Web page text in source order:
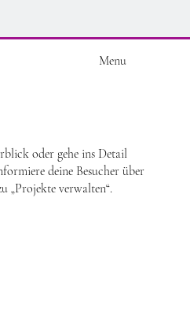
Menu
oder gehe ins Detail
deine Besucher über
„Projekte verwalten“.